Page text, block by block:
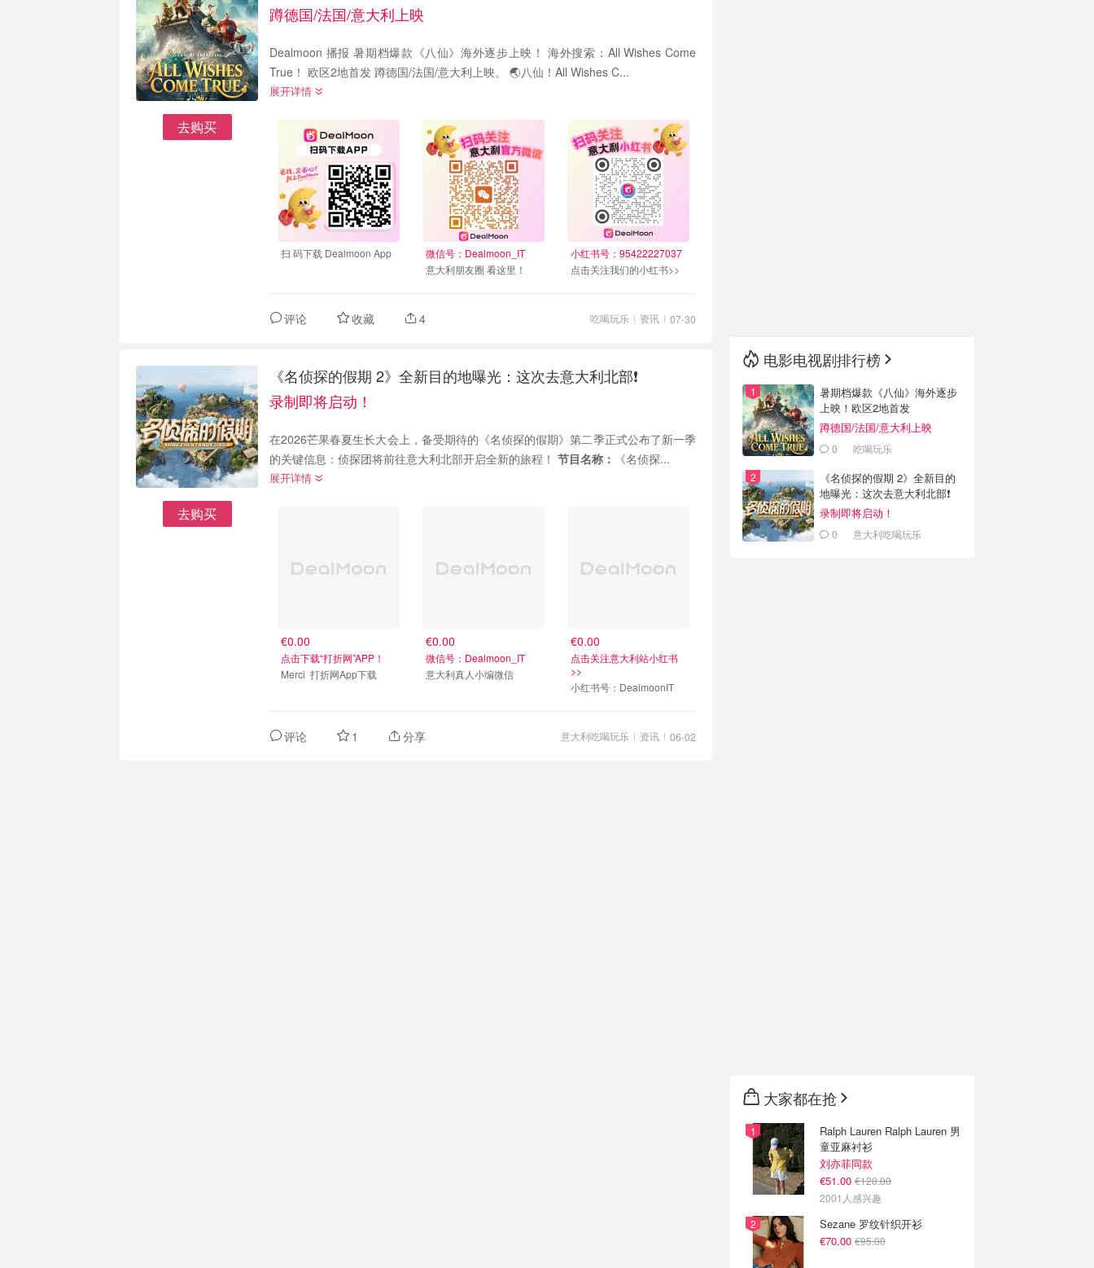
去购买
蹲德国/法国/意大利上映
Dealmoon 播报 暑期档爆款《八仙》海外逐步上映！ 海外搜索：All Wishes Come
True！ 欧区2地首发 蹲德国/法国/意大利上映。 🌏八仙！All Wishes C...
展开详情
扫 码下载 Dealmoon App
微信号：Dealmoon_IT
意大利朋友圈 看这里！
小红书号：95422227037
点击关注我们的小红书>>
评论 收藏 4 吃喝玩乐 资讯 07-30
去购买
《名侦探的假期 2》全新目的地曝光：这次去意大利北部❗️
录制即将启动！
在2026芒果春夏生长大会上，备受期待的《名侦探的假期》第二季正式公布了新一季
的关键信息：侦探团将前往意大利北部开启全新的旅程！ 节目名称： 《名侦探...
展开详情
€0.00
点击下载“打折网”APP！
Merci 打折网App下载
€0.00
微信号：Dealmoon_IT
意大利真人小编微信
€0.00
点击关注意大利站小红书
>>
小红书号：DealmoonIT
评论 1 分享 意大利吃喝玩乐 资讯 06-02
电影电视剧排行榜
暑期档爆款《八仙》海外逐步
上映！欧区2地首发
蹲德国/法国/意大利上映
0 吃喝玩乐
《名侦探的假期 2》全新目的
地曝光：这次去意大利北部❗️
录制即将启动！
0 意大利吃喝玩乐
大家都在抢
Ralph Lauren Ralph Lauren 男
童亚麻衬衫
刘亦菲同款
€51.00 €120.00
2001人感兴趣
Sezane 罗纹针织开衫
€70.00 €95.00